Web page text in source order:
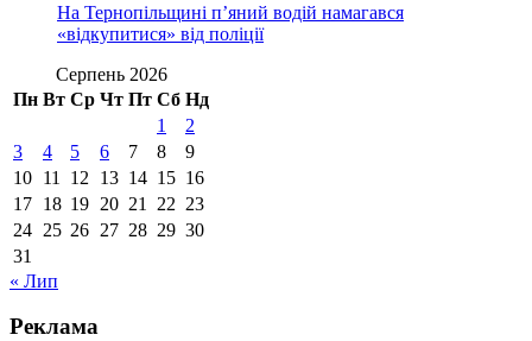
На Тернопільщині п’яний водій намагався
«відкупитися» від поліції
Серпень 2026
Пн Вт Ср Чт Пт Сб Нд
1
2
3
4 5 6 7 8
9
10 11 12 13 14 15 16
17 18 19 20 21 22 23
24 25 26 27 28 29 30
31
« Лип
Реклама